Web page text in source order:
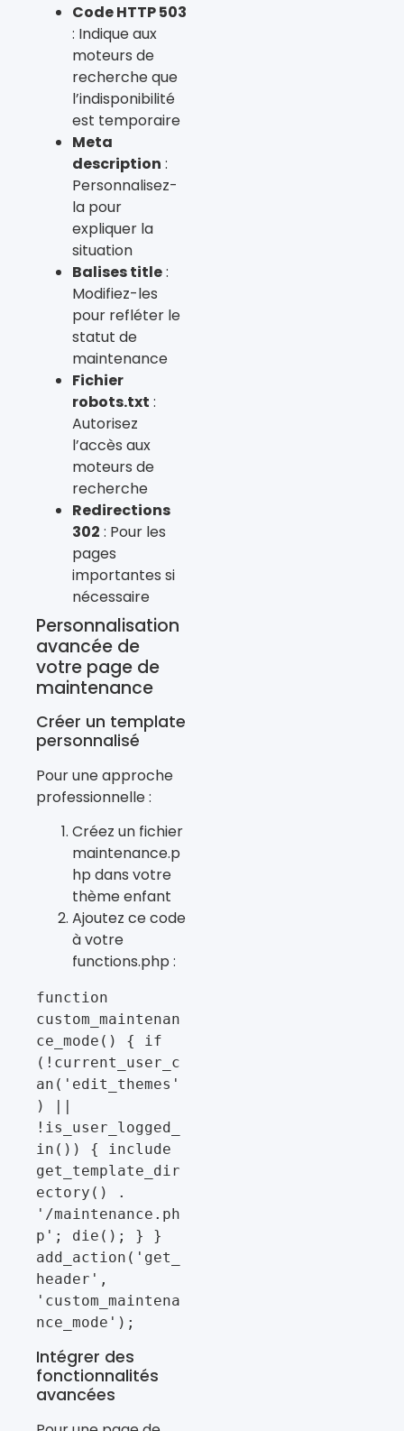
Code HTTP 503
: Indique aux
moteurs de
recherche que
l’indisponibilité
est temporaire
Meta
description :
Personnalisez-
la pour
expliquer la
situation
Balises title:
Modifiez-les
pour refléter le
statut de
maintenance
Fichier
robots.txt :
Autorisez
l’accès aux
moteurs de
recherche
Redirections
302 : Pour les
pages
importantes si
nécessaire
Personnalisation
avancée de
votre page de
maintenance
Créer un template
personnalisé
Pour une approche
professionnelle :
Créez un fichier
maintenance.p
hp dans votre
thème enfant
Ajoutez ce code
à votre
functions.php :
function
custom_maintenan
ce_mode() { if
(!current_user_c
an('edit_themes'
) ||
!is_user_logged_
in()) { include
get_template_dir
ectory() .
'/maintenance.ph
p'; die(); } }
add_action('get_
header',
'custom_maintena
nce_mode');
Intégrer des
fonctionnalités
avancées